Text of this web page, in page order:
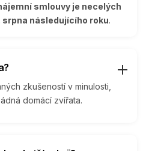
smlouvy je necelých
srpna následujícího roku.
zkušeností v minulosti,
domácí zvířata.